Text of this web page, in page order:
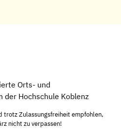
Orts- und
der Hochschule Koblenz
trotz Zulassungsfreiheit empfohlen,
nicht zu verpassen!